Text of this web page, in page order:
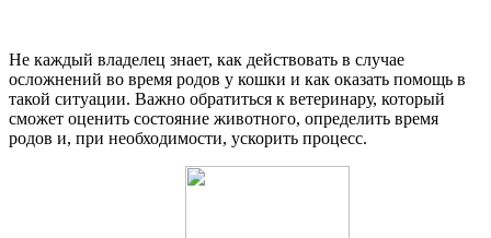
Не каждый владелец знает, как действовать в случае
осложнений во время родов у кошки и как оказать помощь в
такой ситуации. Важно обратиться к ветеринару, который
сможет оценить состояние животного, определить время
родов и, при необходимости, ускорить процесс.